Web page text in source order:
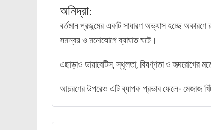
অনিদ্রা:
বর্তমান প্রজন্মের একটি সাধারণ অভ্যাস হচ্ছে
সমন্বয় ও মনোযোগে ব্যাঘাত ঘটে।
এছাড়াও ডায়াবেটিস, স্থূলতা, বিষণ্ণতা ও হৃদরোগের
আচরণের উপরেও এটি ব্যাপক প্রভাব ফেলে- মেজাজ